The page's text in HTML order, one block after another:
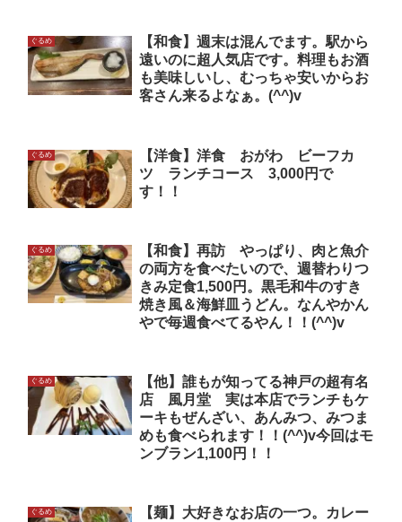
ぐるめ
【和食】週末は混んでます。駅から
遠いのに超人気店です。料理もお酒
も美味しいし、むっちゃ安いからお
客さん来るよなぁ。(^^)v
ぐるめ
【洋食】洋食 おがわ ビーフカ
ツ ランチコース 3,000円で
す！！
ぐるめ
【和食】再訪 やっぱり、肉と魚介
の両方を食べたいので、週替わりつ
きみ定食1,500円。黒毛和牛のすき
焼き風＆海鮮皿うどん。なんやかん
やで毎週食べてるやん！！(^^)v
ぐるめ
【他】誰もが知ってる神戸の超有名
店 風月堂 実は本店でランチもケ
ーキもぜんざい、あんみつ、みつま
めも食べられます！！(^^)v今回はモ
ンブラン1,100円！！
ぐるめ
【麺】大好きなお店の一つ。カレー